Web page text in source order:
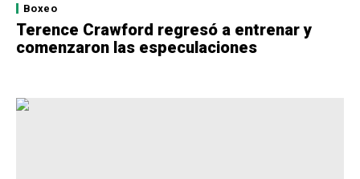
Boxeo
Terence Crawford regresó a entrenar y
comenzaron las especulaciones